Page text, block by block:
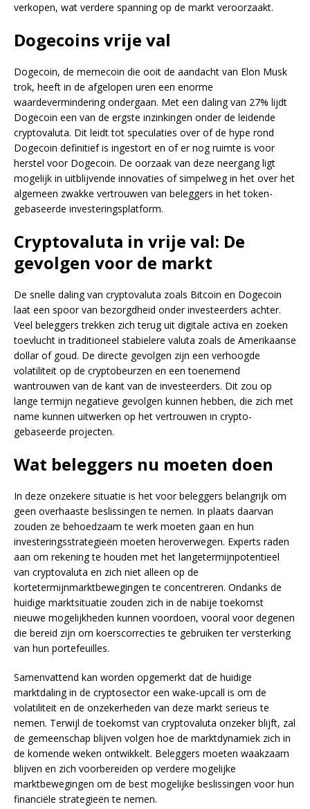
verkopen, wat verdere spanning op de markt veroorzaakt.
Dogecoins vrije val
Dogecoin, de memecoin die ooit de aandacht van Elon Musk
trok, heeft in de afgelopen uren een enorme
waardevermindering ondergaan. Met een daling van 27% lijdt
Dogecoin een van de ergste inzinkingen onder de leidende
cryptovaluta. Dit leidt tot speculaties over of de hype rond
Dogecoin definitief is ingestort en of er nog ruimte is voor
herstel voor Dogecoin. De oorzaak van deze neergang ligt
mogelijk in uitblijvende innovaties of simpelweg in het over het
algemeen zwakke vertrouwen van beleggers in het token-
gebaseerde investeringsplatform.
Cryptovaluta in vrije val: De
gevolgen voor de markt
De snelle daling van cryptovaluta zoals Bitcoin en Dogecoin
laat een spoor van bezorgdheid onder investeerders achter.
Veel beleggers trekken zich terug uit digitale activa en zoeken
toevlucht in traditioneel stabielere valuta zoals de Amerikaanse
dollar of goud. De directe gevolgen zijn een verhoogde
volatiliteit op de cryptobeurzen en een toenemend
wantrouwen van de kant van de investeerders. Dit zou op
lange termijn negatieve gevolgen kunnen hebben, die zich met
name kunnen uitwerken op het vertrouwen in crypto-
gebaseerde projecten.
Wat beleggers nu moeten doen
In deze onzekere situatie is het voor beleggers belangrijk om
geen overhaaste beslissingen te nemen. In plaats daarvan
zouden ze behoedzaam te werk moeten gaan en hun
investeringsstrategieën moeten heroverwegen. Experts raden
aan om rekening te houden met het langetermijnpotentieel
van cryptovaluta en zich niet alleen op de
kortetermijnmarktbewegingen te concentreren. Ondanks de
huidige marktsituatie zouden zich in de nabije toekomst
nieuwe mogelijkheden kunnen voordoen, vooral voor degenen
die bereid zijn om koerscorrecties te gebruiken ter versterking
van hun portefeuilles.
Samenvattend kan worden opgemerkt dat de huidige
marktdaling in de cryptosector een wake-upcall is om de
volatiliteit en de onzekerheden van deze markt serieus te
nemen. Terwijl de toekomst van cryptovaluta onzeker blijft, zal
de gemeenschap blijven volgen hoe de marktdynamiek zich in
de komende weken ontwikkelt. Beleggers moeten waakzaam
blijven en zich voorbereiden op verdere mogelijke
marktbewegingen om de best mogelijke beslissingen voor hun
financiële strategieën te nemen.